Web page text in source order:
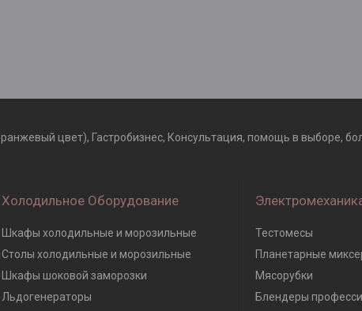
цвет), Гастробизнес, Консультация, помощь в выборе,
Холодильное Оборудование
Шкафы холодильные и морозильные
Столы холодильные и морозильные
Шкафы шоковой заморозки
Льдогенераторы
Тестомесы
Планетарные
Мясорубки
Блендеры